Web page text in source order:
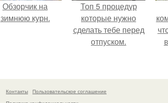
Обзорчик на
зимнюю курн.
Топ 5 процедур
которые нужно
сделать тебе перед
отпуском.
Контакты
Пользовательское соглашение